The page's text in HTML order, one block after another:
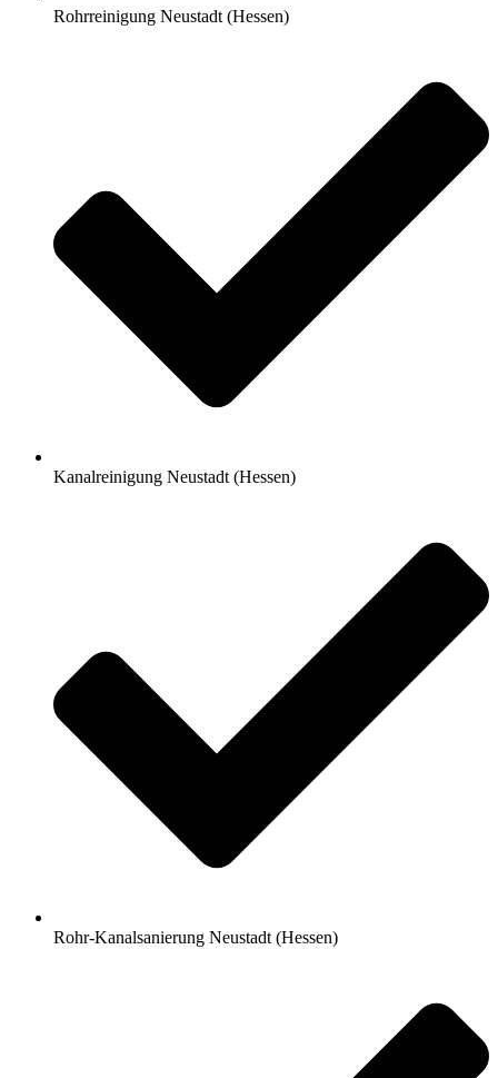
Rohrreinigung Neustadt (Hessen)
Kanalreinigung Neustadt (Hessen)
Rohr-Kanalsanierung Neustadt (Hessen)